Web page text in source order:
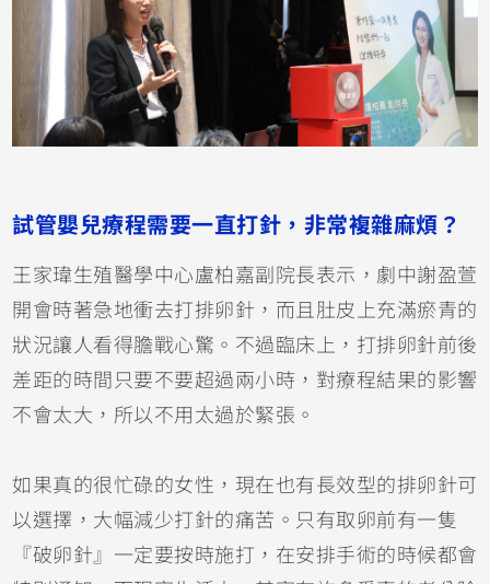
試管嬰兒療程需要一直打針，非常複雜麻煩？
王家瑋生殖醫學中心盧柏嘉副院長表示，劇中謝盈萱
開會時著急地衝去打排卵針，而且肚皮上充滿瘀青的
狀況讓人看得膽戰心驚。不過臨床上，打排卵針前後
差距的時間只要不要超過兩小時，對療程結果的影響
不會太大，所以不用太過於緊張。
如果真的很忙碌的女性，現在也有長效型的排卵針可
以選擇，大幅減少打針的痛苦。只有取卵前有一隻
『破卵針』一定要按時施打，在安排手術的時候都會